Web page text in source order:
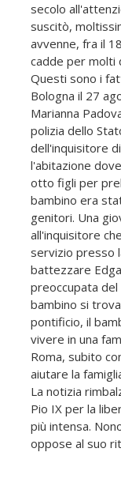
secolo
suscitò,
avvenne, fra il
cadde per molti
Questi sono i
Bologna il 27
Marianna
polizia dello
dell'inquisitore
l'abitazione
otto figli per
bambino era
genitori. Una
all'inquisitore
servizio presso
battezzare
preoccupata
bambino si
pontificio, il
vivere in una
Roma, subito
aiutare la
La notizia
Pio IX per la
più intensa.
oppose al suo